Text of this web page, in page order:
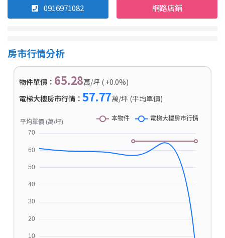
0916971082 網路店鋪
房市行情分析
物件單價： 65.28萬/坪 ( +0.0%)
電梯大樓房市行情： 57.77萬/坪 (平均單價)